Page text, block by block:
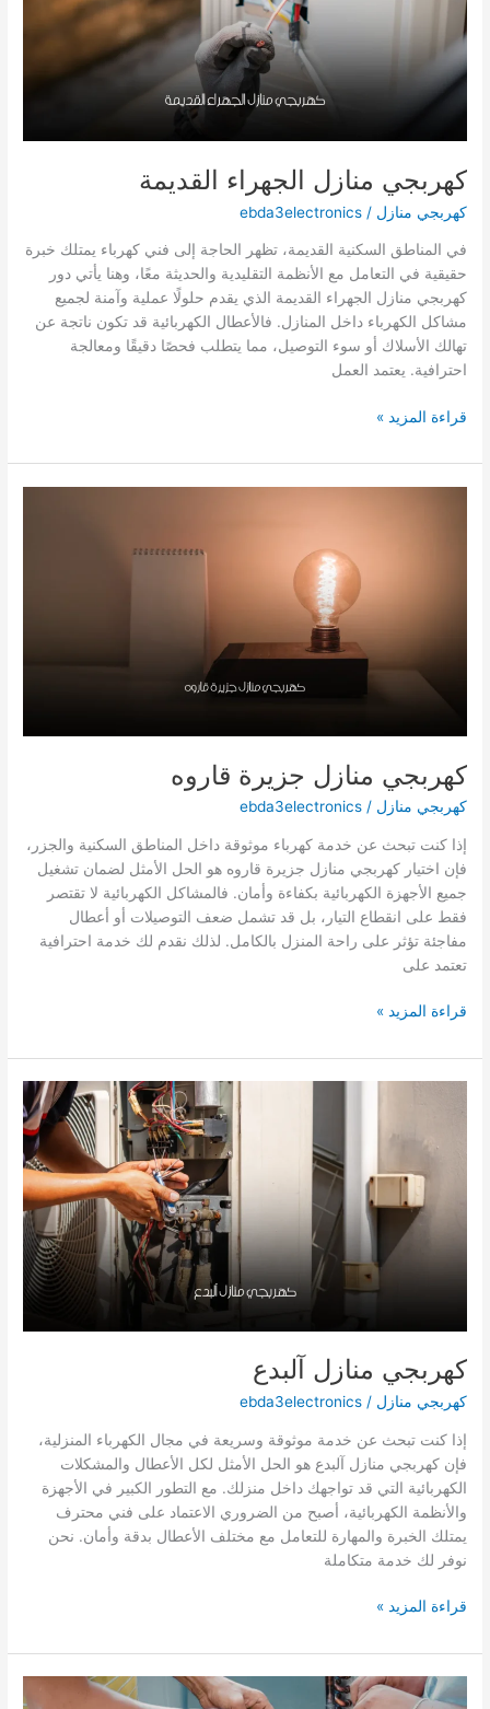
كهربجي منازل الجهراء القديمة
كهربجي منازل /
ebda3electronics
في المناطق السكنية القديمة، تظهر الحاجة إلى فني كهرباء يمتلك خبرة
حقيقية في التعامل مع الأنظمة التقليدية والحديثة معًا، وهنا يأتي دور
كهربجي منازل الجهراء القديمة الذي يقدم حلولًا عملية وآمنة لجميع
مشاكل الكهرباء داخل المنازل. فالأعطال الكهربائية قد تكون ناتجة عن
تهالك الأسلاك أو سوء التوصيل، مما يتطلب فحصًا دقيقًا ومعالجة
احترافية. يعتمد العمل
كهربجي
الجهراء
القديمة
قراءة المزيد »
كهربجي منازل جزيرة قاروه
كهربجي منازل /
ebda3electronics
إذا كنت تبحث عن خدمة كهرباء موثوقة داخل المناطق السكنية والجزر،
فإن اختيار كهربجي منازل جزيرة قاروه هو الحل الأمثل لضمان تشغيل
جميع الأجهزة الكهربائية بكفاءة وأمان. فالمشاكل الكهربائية لا تقتصر
فقط على انقطاع التيار، بل قد تشمل ضعف التوصيلات أو أعطال
مفاجئة تؤثر على راحة المنزل بالكامل. لذلك نقدم لك خدمة احترافية
تعتمد على
كهربجي
جزيرة
قاروه
قراءة المزيد »
كهربجي منازل آلبدع
كهربجي منازل /
ebda3electronics
إذا كنت تبحث عن خدمة موثوقة وسريعة في مجال الكهرباء المنزلية،
فإن كهربجي منازل آلبدع هو الحل الأمثل لكل الأعطال والمشكلات
الكهربائية التي قد تواجهك داخل منزلك. مع التطور الكبير في الأجهزة
والأنظمة الكهربائية، أصبح من الضروري الاعتماد على فني محترف
يمتلك الخبرة والمهارة للتعامل مع مختلف الأعطال بدقة وأمان. نحن
نوفر لك خدمة متكاملة
كهربجي
آلبدع
قراءة المزيد »